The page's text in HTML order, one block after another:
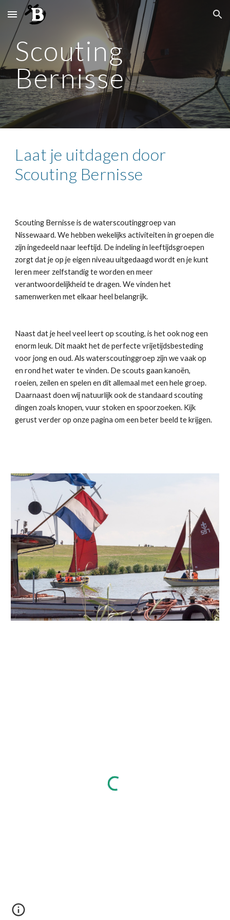
Skip to main content Skip to navigation
Scouting
Bernisse
Laat je uitdagen door
Scouting Bernisse
Scouting Bernisse is de waterscoutinggroep van
Nissewaard. We hebben wekelijks activiteiten in groepen die
zijn ingedeeld naar leeftijd. De indeling in leeftijdsgroepen
zorgt dat je op je eigen niveau uitgedaagd wordt en je kunt
leren meer zelfstandig te worden en meer
verantwoordelijkheid te dragen. We vinden het
samenwerken met elkaar heel belangrijk.
Naast dat je heel veel leert op scouting, is het ook nog een
enorm leuk. Dit maakt het de perfecte vrijetijdsbesteding
voor jong en oud. Als waterscoutinggroep zijn we vaak op
en rond het water te vinden. De scouts gaan kanoën,
roeien, zeilen en spelen en dit allemaal met een hele groep.
Daarnaast doen wij natuurlijk ook de standaard scouting
dingen zoals knopen, vuur stoken en spoorzoeken. Kijk
gerust verder op onze pagina om een beter beeld te krijgen.